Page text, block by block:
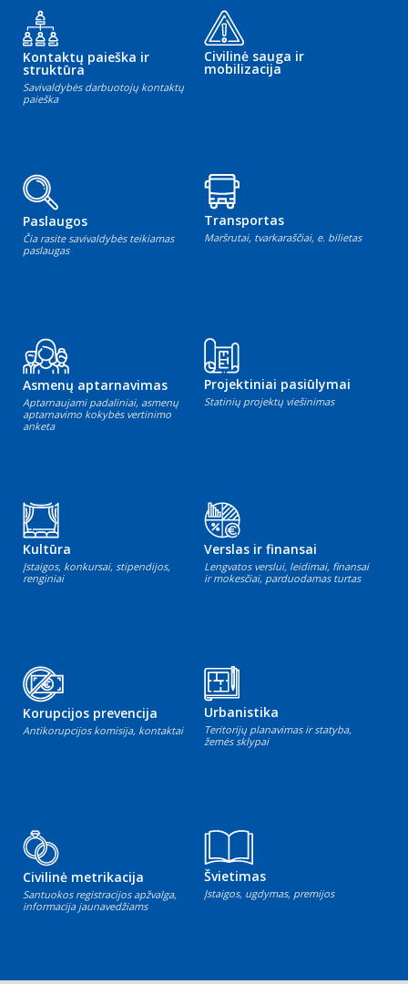
Kontaktų paieška ir
struktūra
Savivaldybės darbuotojų kontaktų
paieška
Civilinė sauga ir
mobilizacija
Paslaugos
Čia rasite savivaldybės teikiamas
paslaugas
Transportas
Maršrutai, tvarkaraščiai, e. bilietas
Asmenų aptarnavimas
Aptarnaujami padaliniai, asmenų
aptarnavimo kokybės vertinimo
anketa
Projektiniai pasiūlymai
Statinių projektų viešinimas
Kultūra
Įstaigos, konkursai, stipendijos,
renginiai
Verslas ir finansai
Lengvatos verslui, leidimai, finansai
ir mokesčiai, parduodamas turtas
Korupcijos prevencija
Antikorupcijos komisija, kontaktai
Urbanistika
Teritorijų planavimas ir statyba,
žemės sklypai
Civilinė metrikacija
Santuokos registracijos apžvalga,
informacija jaunavedžiams
Švietimas
Įstaigos, ugdymas, premijos